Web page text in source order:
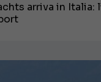
arriva in Italia: